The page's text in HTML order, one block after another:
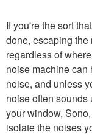
If you're the sort
done, escaping
regardless of
noise machine can
noise, and unless
noise often
your window,
isolate the noises